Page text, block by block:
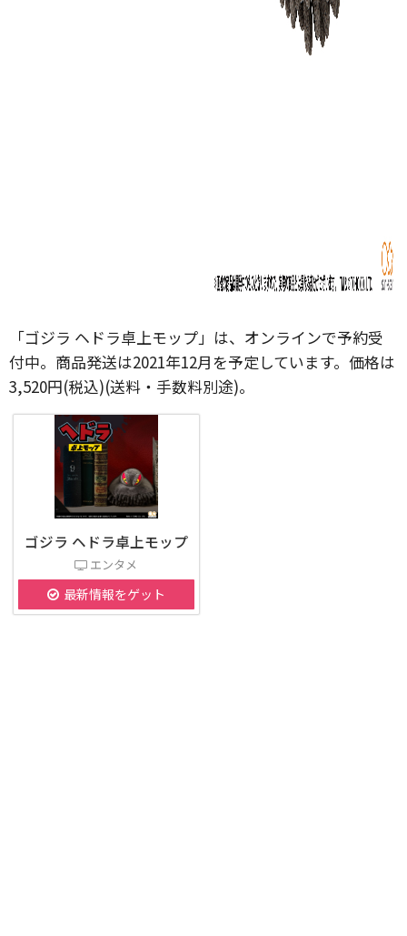
「ゴジラ ヘドラ卓上モップ」は、オンラインで予約受
付中。商品発送は2021年12月を予定しています。価格は
3,520円(税込)(送料・手数料別途)。
ゴジラ ヘドラ卓上モップ
エンタメ
最新情報をゲット